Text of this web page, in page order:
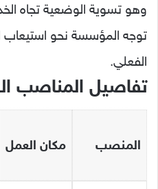
وهو تسوية الوضعية تجاه
توجه المؤسسة نحو
الفعلي.
تفاصيل المناصب
المنصب مكان العمل